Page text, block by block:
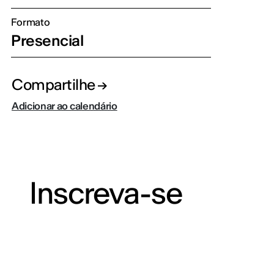
Formato
Presencial
Compartilhe
Adicionar ao calendário
Inscreva-se